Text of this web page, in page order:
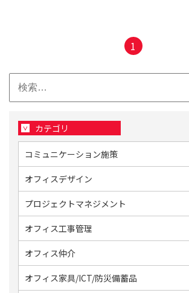
1
索:
カテゴリ
コミュニケーション施策
オフィスデザイン
プロジェクトマネジメント
オフィス工事管理
オフィス仲介
オフィス家具/ICT/防災備蓄品